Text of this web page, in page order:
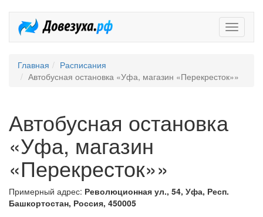
Главная
Расписания
Автобусная остановка «Уфа, магазин «Перекресток»»
Автобусная остановка
«Уфа, магазин
«Перекресток»»
Примерный адрес: Революционная ул., 54, Уфа, Респ.
Башкортостан, Россия, 450005